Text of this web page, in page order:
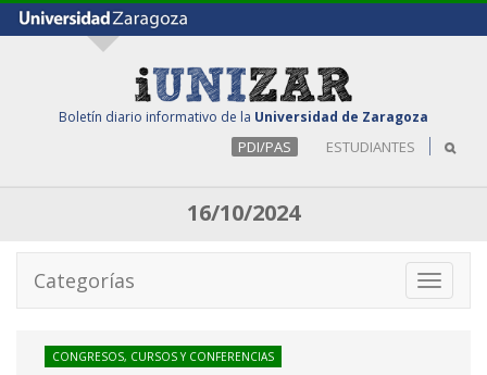
Boletín diario informativo de la Universidad de Zaragoza
PDI/PAS ESTUDIANTES
16/10/2024
Toggle
Categorías
CONGRESOS, CURSOS Y CONFERENCIAS